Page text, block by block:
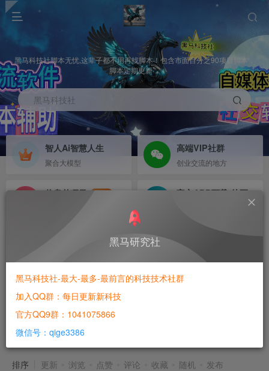
黑马科技社脚本无忧,这辈子都不用再找脚本！包含市面百分之90项目脚本，
脚本定期更新，
黑马科技社
智人Ai智慧人生
聚合大模型
高端VIP社群
创业交流的地方
信息差项目
NEW
排序 更新 浏览 点赞 评论 收藏 随机 发布
黑马研究社
黑马科技社-最大-最多-最前言的科技技术社群
加入QQ群：每日更新新科技
官方QQ9群：1041075866
微信号：qige3386